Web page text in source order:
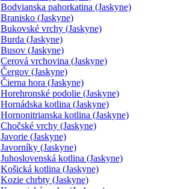
Bodvianska pahorkatina (Jaskyne)
Branisko (Jaskyne)
Bukovské vrchy (Jaskyne)
Burda (Jaskyne)
Busov (Jaskyne)
Cerová vrchovina (Jaskyne)
Čergov (Jaskyne)
Čierna hora (Jaskyne)
Horehronské podolie (Jaskyne)
Hornádska kotlina (Jaskyne)
Hornonitrianska kotlina (Jaskyne)
Chočské vrchy (Jaskyne)
Javorie (Jaskyne)
Javorníky (Jaskyne)
Juhoslovenská kotlina (Jaskyne)
Košická kotlina (Jaskyne)
Kozie chrbty (Jaskyne)